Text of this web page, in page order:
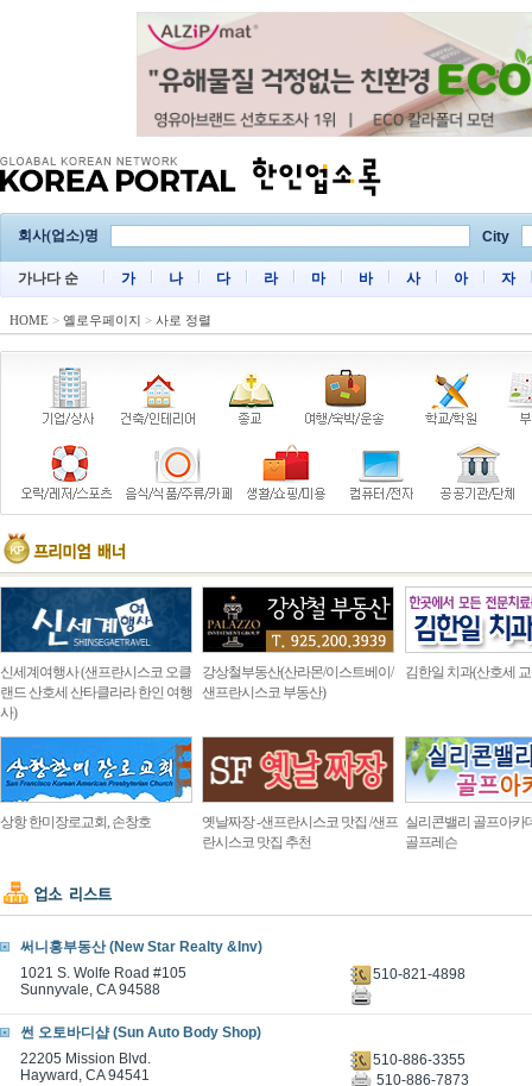
회사(업소)명 City
가나다 순 가 나 다 라 마 바 사 아 자
HOME > 옐로우페이지 > 사로 정렬
신세계여행사 (샌프란시스코 오클
랜드 산호세 산타클라라 한인 여행
사)
강상철부동산(산라몬/이스트베이/
샌프란시스코 부동산)
김한일 치과(산호세
상항 한미장로교회, 손창호
옛날짜장 -샌프란시스코 맛집 /샌프
란시스코 맛집 추천
실리콘밸리 골프아카
골프레슨
써니홍부동산 (New Star Realty &Inv)
1021 S. Wolfe Road #105
Sunnyvale, CA 94588
510-821-4898
썬 오토바디샵 (Sun Auto Body Shop)
22205 Mission Blvd.
Hayward, CA 94541
510-886-3355
510-886-7873